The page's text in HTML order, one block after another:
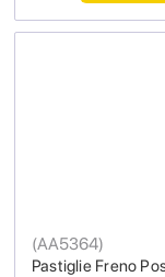
Pastiglie Freno
(AA5364)